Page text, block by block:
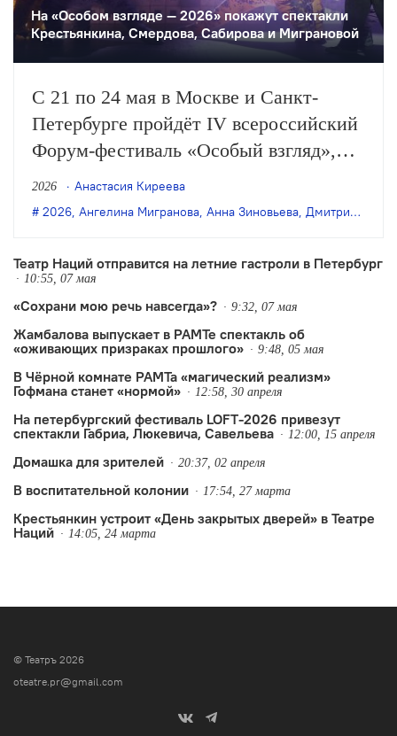
На «Особом взгляде — 2026» покажут спектакли
Крестьянкина, Смердова, Сабирова и Миграновой
С 21 по 24 мая в Москве и Санкт-
Петербурге пройдёт IV всероссийский
Форум-фестиваль «Особый взгляд»,
посвящённый инклюзивному и
социальному театру. В программе —
семинары, лаборатории и
междисциплинарные проекты.
2026
Анастасия Киреева
2026, Ангелина Мигранова, Анна Зиновьева, Дмитрий Крестьянкин
Театр Наций отправится на летние гастроли в Петербург
10:55, 07 мая
«Сохрани мою речь навсегда»? 9:32, 07 мая
Жамбалова выпускает в РАМТе спектакль об
«оживающих призраках прошлого»
9:48, 05 мая
В Чёрной комнате РАМТа «магический реализм»
Гофмана станет «нормой»
12:58, 30 апреля
На петербургский фестиваль LOFT-2026 привезут
спектакли Габриа, Люкевича, Савельева
12:00, 15 апреля
Домашка для зрителей 20:37, 02 апреля
В воспитательной колонии 17:54, 27 марта
Крестьянкин устроит «День закрытых дверей» в Театре
Наций
14:05, 24 марта
© Театръ 2026
oteatre.pr@gmail.com